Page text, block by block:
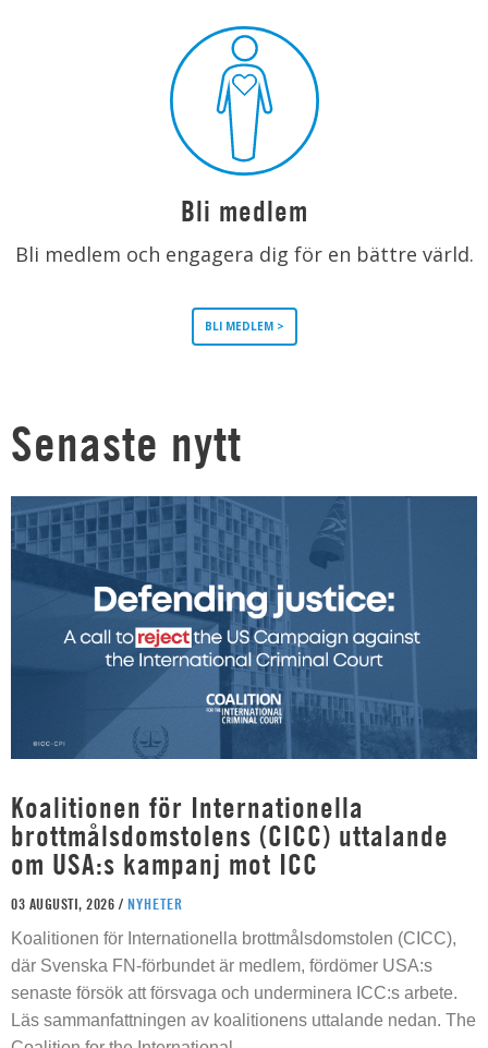
Bli medlem
Bli medlem och engagera dig för en bättre värld.
BLI MEDLEM >
Senaste nytt
Koalitionen för Internationella
brottmålsdomstolens (CICC) uttalande
om USA:s kampanj mot ICC
03 AUGUSTI, 2026 / NYHETER
Koalitionen för Internationella brottmålsdomstolen (CICC),
där Svenska FN-förbundet är medlem, fördömer USA:s
senaste försök att försvaga och underminera ICC:s arbete.
Läs sammanfattningen av koalitionens uttalande nedan. The